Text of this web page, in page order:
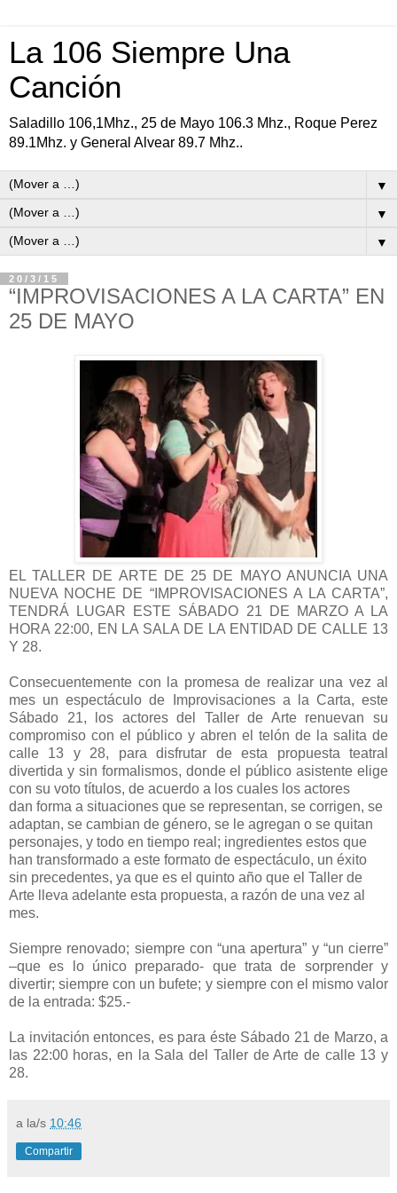
La 106 Siempre Una
Canción
Saladillo 106,1Mhz., 25 de Mayo 106.3 Mhz., Roque Perez
89.1Mhz. y General Alvear 89.7 Mhz..
▼
▼
▼
20/3/15
“IMPROVISACIONES A LA CARTA” EN
25 DE MAYO
EL TALLER DE ARTE DE 25 DE MAYO ANUNCIA UNA
NUEVA NOCHE DE “IMPROVISACIONES A LA CARTA”,
TENDRÁ LUGAR ESTE SÁBADO 21 DE MARZO A LA
HORA 22:00, EN LA SALA DE LA ENTIDAD DE CALLE 13
Y 28.
Consecuentemente con la promesa de realizar una vez al
mes un espectáculo de Improvisaciones a la Carta, este
Sábado 21, los actores del Taller de Arte renuevan su
compromiso con el público y abren el telón de la salita de
calle 13 y 28, para disfrutar de esta propuesta teatral
divertida y sin formalismos, donde el público asistente elige
con su voto títulos, de acuerdo a los cuales los actores
dan forma a situaciones que se representan, se corrigen, se
adaptan, se cambian de género, se le agregan o se quitan
personajes, y todo en tiempo real; ingredientes estos que
han transformado a este formato de espectáculo, un éxito
sin precedentes, ya que es el quinto año que el Taller de
Arte lleva adelante esta propuesta, a razón de una vez al
mes.
Siempre renovado; siempre con “una apertura” y “un cierre”
–que es lo único preparado- que trata de sorprender y
divertir; siempre con un bufete; y siempre con el mismo valor
de la entrada: $25.-
La invitación entonces, es para éste Sábado 21 de Marzo, a
las 22:00 horas, en la Sala del Taller de Arte de calle 13 y
28.
a la/s 10:46
Compartir